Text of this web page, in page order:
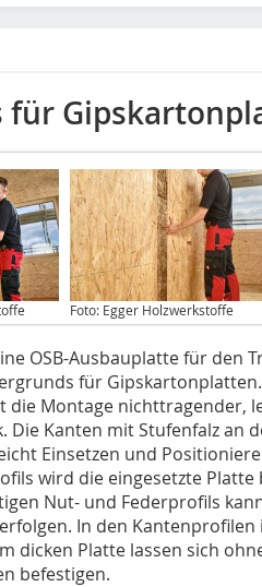
für
Foto: Egger Holzwerkstoffe
OSB-Ausbauplatte für den
für Gipskartonplatten.
die Montage nichttragender,
Die Kanten mit Stufenfalz an
Einsetzen und
wird die eingesetzte
Nut- und Federprofils
In den
dicken Platte lassen sich
befestigen.